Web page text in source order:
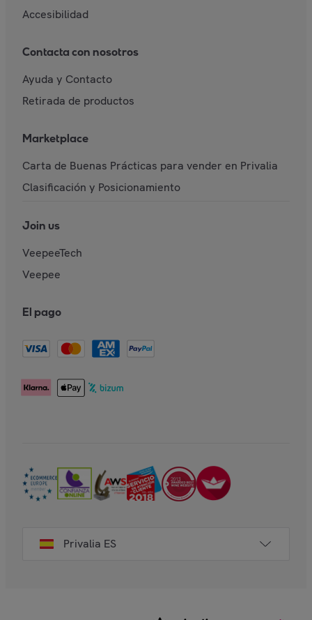
Accesibilidad
Contacta con nosotros
Ayuda y Contacto
Retirada de productos
Marketplace
Carta de Buenas Prácticas para vender en Privalia
Clasificación y Posicionamiento
Join us
VeepeeTech
Veepee
El pago
Privalia ES